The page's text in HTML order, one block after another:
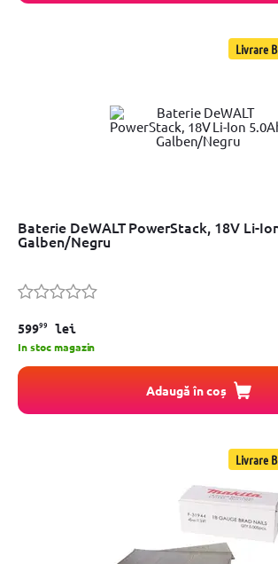
Livrare
Baterie DeWALT PowerStack, 18V Li-
Galben/Negru
59999 lei
In stoc magazin
Adaugă în coș
Livrare